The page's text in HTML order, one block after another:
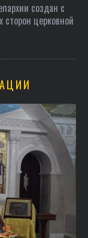
создан c
сторон церковной